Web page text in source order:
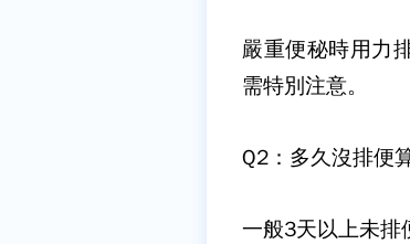
嚴重便秘時用力
需特別注意。
Q2 ：多久沒排便
一般3天以上未排